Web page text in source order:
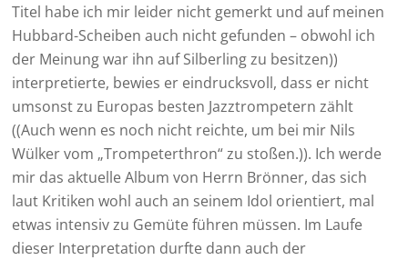
Titel habe ich mir leider nicht gemerkt und auf meinen
Hubbard-Scheiben auch nicht gefunden – obwohl ich
der Meinung war ihn auf Silberling zu besitzen))
interpretierte, bewies er eindrucksvoll, dass er nicht
umsonst zu Europas besten Jazztrompetern zählt
((Auch wenn es noch nicht reichte, um bei mir Nils
Wülker vom „Trompeterthron“ zu stoßen.)). Ich werde
mir das aktuelle Album von Herrn Brönner, das sich
laut Kritiken wohl auch an seinem Idol orientiert, mal
etwas intensiv zu Gemüte führen müssen. Im Laufe
dieser Interpretation durfte dann auch der